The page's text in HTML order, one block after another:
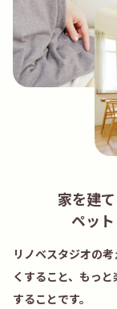
家を建
ペッ
リノベスタジオの
くすること、もっ
することです。